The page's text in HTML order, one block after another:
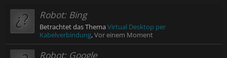
Robot: Bing
Betrachtet das ThemaVirtual Desktop per
Kabelverbindung,Vor einem Moment
Robot: Google